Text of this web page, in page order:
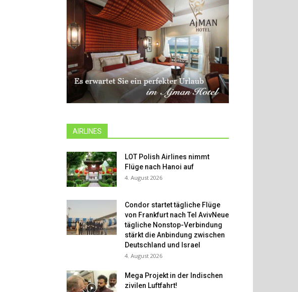
AIRLINES
LOT Polish Airlines nimmt
Flüge nach Hanoi auf
4. August 2026
Condor startet tägliche Flüge
von Frankfurt nach Tel AvivNeue
tägliche Nonstop-Verbindung
stärkt die Anbindung zwischen
Deutschland und Israel
4. August 2026
Mega Projekt in der Indischen
zivilen Luftfahrt!